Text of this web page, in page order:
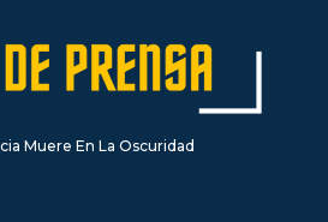
Muere En La Oscuridad